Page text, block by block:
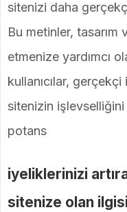
sitenizi daha
Bu metinler,
etmenize yardımcı
kullanıcılar,
sitenizin
potans
iyeliklerinizi
sitenize olan